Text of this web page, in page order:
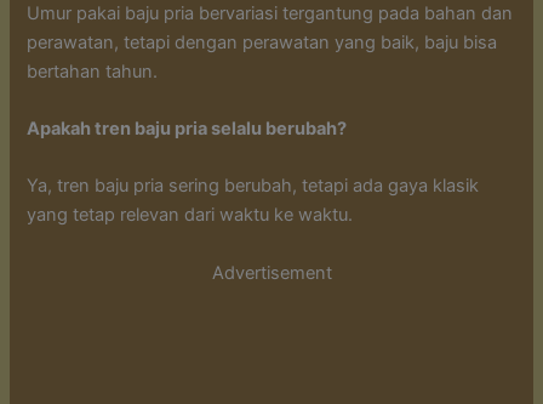
Umur pakai baju pria bervariasi tergantung pada bahan dan
perawatan, tetapi dengan perawatan yang baik, baju bisa
bertahan tahun.
Apakah tren baju pria selalu berubah?
Ya, tren baju pria sering berubah, tetapi ada gaya klasik
yang tetap relevan dari waktu ke waktu.
Advertisement